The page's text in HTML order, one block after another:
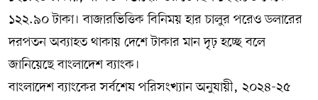
১২২.৯০ টাকা। বাজারভিত্তিক বিনিময় হার চালুর পরেও ডলারের
দরপতন অব্যাহত থাকায় দেশে টাকার মান দৃঢ় হচ্ছে বলে
জানিয়েছে বাংলাদেশ ব্যাংক।
বাংলাদেশ ব্যাংকের সর্বশেষ পরিসংখ্যান অনুযায়ী, ২০২৪-২৫